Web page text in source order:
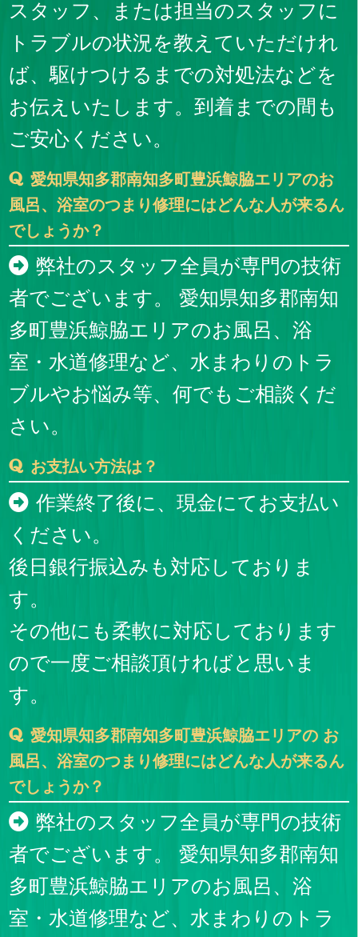
スタッフ、または担当のスタッフに
トラブルの状況を教えていただけれ
ば、駆けつけるまでの対処法などを
お伝えいたします。到着までの間も
ご安心ください。
愛知県知多郡南知多町豊浜鯨脇エリアのお
風呂、浴室のつまり修理にはどんな人が来るん
でしょうか？
弊社のスタッフ全員が専門の技術
者でございます。 愛知県知多郡南知
多町豊浜鯨脇エリアのお風呂、浴
室・水道修理など、水まわりのトラ
ブルやお悩み等、何でもご相談くだ
さい。
お支払い方法は？
作業終了後に、現金にてお支払い
ください。
後日銀行振込みも対応しておりま
す。
その他にも柔軟に対応しております
ので一度ご相談頂ければと思いま
す。
愛知県知多郡南知多町豊浜鯨脇エリアの お
風呂、浴室のつまり修理にはどんな人が来るん
でしょうか？
弊社のスタッフ全員が専門の技術
者でございます。 愛知県知多郡南知
多町豊浜鯨脇エリアのお風呂、浴
室・水道修理など、水まわりのトラ